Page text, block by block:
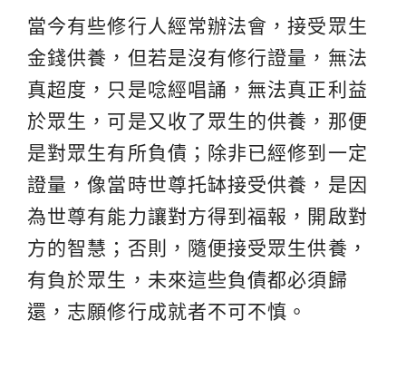
當今有些修行人經常辦法會，接受眾生
金錢供養，但若是沒有修行證量，無法
真超度，只是唸經唱誦，無法真正利益
於眾生，可是又收了眾生的供養，那便
是對眾生有所負債；除非已經修到一定
證量，像當時世尊托缽接受供養，是因
為世尊有能力讓對方得到福報，開啟對
方的智慧；否則，隨便接受眾生供養，
有負於眾生，未來這些負債都必須歸
還，志願修行成就者不可不慎。